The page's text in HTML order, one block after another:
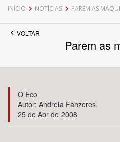
Data do Documento
Povo Indígena
INÍCIO NOTÍCIAS PAREM AS
VOLTAR
Parem as
O Eco
Autor: Andreia Fanzeres
25 de Abr de 2008